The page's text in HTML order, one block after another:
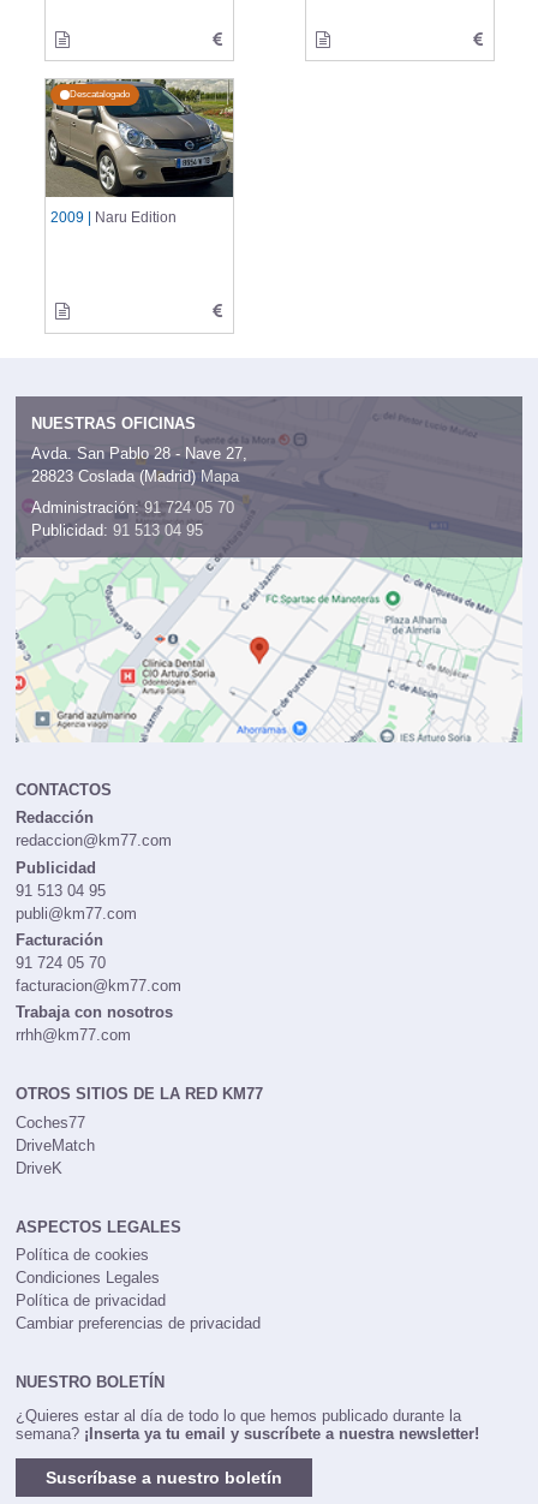
Descatalogado
2009 | Naru Edition
NUESTRAS OFICINAS
Avda. San Pablo 28 - Nave 27,
28823 Coslada (Madrid) Mapa
Administración: 91 724 05 70
Publicidad: 91 513 04 95
CONTACTOS
Redacción
redaccion@km77.com
Publicidad
91 513 04 95
publi@km77.com
Facturación
91 724 05 70
facturacion@km77.com
Trabaja con nosotros
rrhh@km77.com
OTROS SITIOS DE LA RED KM77
Coches77
DriveMatch
DriveK
ASPECTOS LEGALES
Política de cookies
Condiciones Legales
Política de privacidad
Cambiar preferencias de privacidad
NUESTRO BOLETÍN
¿Quieres estar al día de todo lo que hemos publicado durante la
semana? ¡Inserta ya tu email y suscríbete a nuestra newsletter!
Suscríbase a nuestro boletín